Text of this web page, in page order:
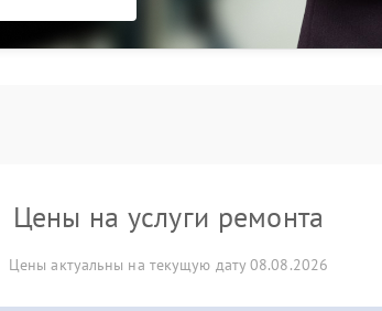
Цены на услуги ремонта
Цены актуальны на текущую дату 08.08.2026